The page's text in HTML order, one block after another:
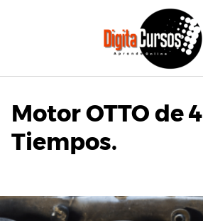
Motor OTTO de 4
Tiempos.